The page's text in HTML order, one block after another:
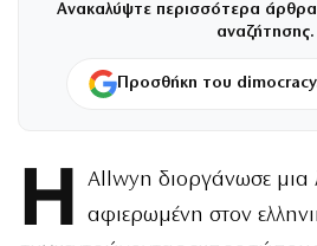
Ανακαλύψτε περισσότερα
αναζήτησης.
Προσθήκη του
Η
Allwyn διοργάνωσε μια
αφιερωμένη στον